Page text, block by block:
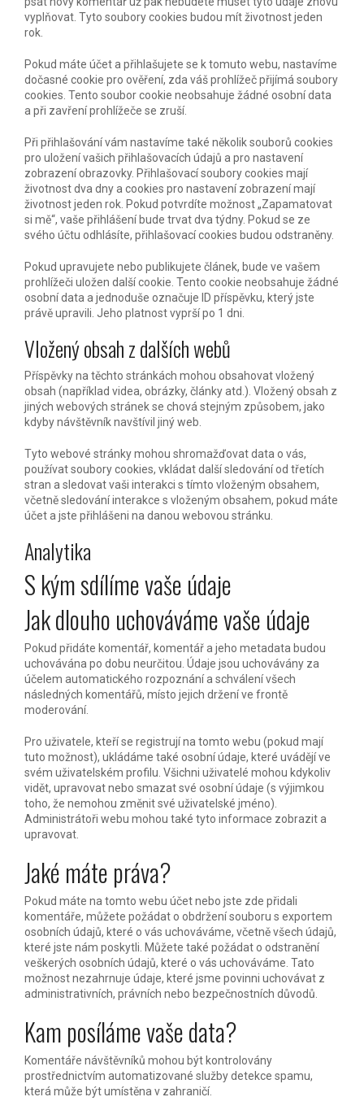
vyplňovat. Tyto soubory cookies budou mít životnost jeden
rok.
Pokud máte účet a přihlašujete se k tomuto webu, nastavíme
dočasné cookie pro ověření, zda váš prohlížeč přijímá soubory
cookies. Tento soubor cookie neobsahuje žádné osobní data
a při zavření prohlížeče se zruší.
Při přihlašování vám nastavíme také několik souborů cookies
pro uložení vašich přihlašovacích údajů a pro nastavení
zobrazení obrazovky. Přihlašovací soubory cookies mají
životnost dva dny a cookies pro nastavení zobrazení mají
životnost jeden rok. Pokud potvrdíte možnost „Zapamatovat
si mě“, vaše přihlášení bude trvat dva týdny. Pokud se ze
svého účtu odhlásíte, přihlašovací cookies budou odstraněny.
Pokud upravujete nebo publikujete článek, bude ve vašem
prohlížeči uložen další cookie. Tento cookie neobsahuje žádné
osobní data a jednoduše označuje ID příspěvku, který jste
právě upravili. Jeho platnost vyprší po 1 dni.
Vložený obsah z dalších webů
Příspěvky na těchto stránkách mohou obsahovat vložený
obsah (například videa, obrázky, články atd.). Vložený obsah z
jiných webových stránek se chová stejným způsobem, jako
kdyby návštěvník navštívil jiný web.
Tyto webové stránky mohou shromažďovat data o vás,
používat soubory cookies, vkládat další sledování od třetích
stran a sledovat vaši interakci s tímto vloženým obsahem,
včetně sledování interakce s vloženým obsahem, pokud máte
účet a jste přihlášeni na danou webovou stránku.
Analytika
S kým sdílíme vaše údaje
Jak dlouho uchováváme vaše údaje
Pokud přidáte komentář, komentář a jeho metadata budou
uchovávána po dobu neurčitou. Údaje jsou uchovávány za
účelem automatického rozpoznání a schválení všech
následných komentářů, místo jejich držení ve frontě
moderování.
Pro uživatele, kteří se registrují na tomto webu (pokud mají
tuto možnost), ukládáme také osobní údaje, které uvádějí ve
svém uživatelském profilu. Všichni uživatelé mohou kdykoliv
vidět, upravovat nebo smazat své osobní údaje (s výjimkou
toho, že nemohou změnit své uživatelské jméno).
Administrátoři webu mohou také tyto informace zobrazit a
upravovat.
Jaké máte práva?
Pokud máte na tomto webu účet nebo jste zde přidali
komentáře, můžete požádat o obdržení souboru s exportem
osobních údajů, které o vás uchováváme, včetně všech údajů,
které jste nám poskytli. Můžete také požádat o odstranění
veškerých osobních údajů, které o vás uchováváme. Tato
možnost nezahrnuje údaje, které jsme povinni uchovávat z
administrativních, právních nebo bezpečnostních důvodů.
Kam posíláme vaše data?
Komentáře návštěvníků mohou být kontrolovány
prostřednictvím automatizované služby detekce spamu,
která může být umístěna v zahraničí.